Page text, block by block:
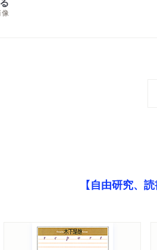
【自由研究、